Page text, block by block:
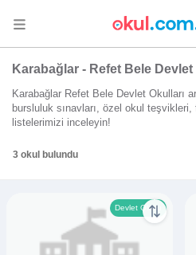
Karabağlar - Refet Bele Devlet
Karabağlar Refet Bele Devlet Okulları
bursluluk sınavları, özel okul
listelerimizi inceleyin!
3 okul bulundu
Devlet Okulu